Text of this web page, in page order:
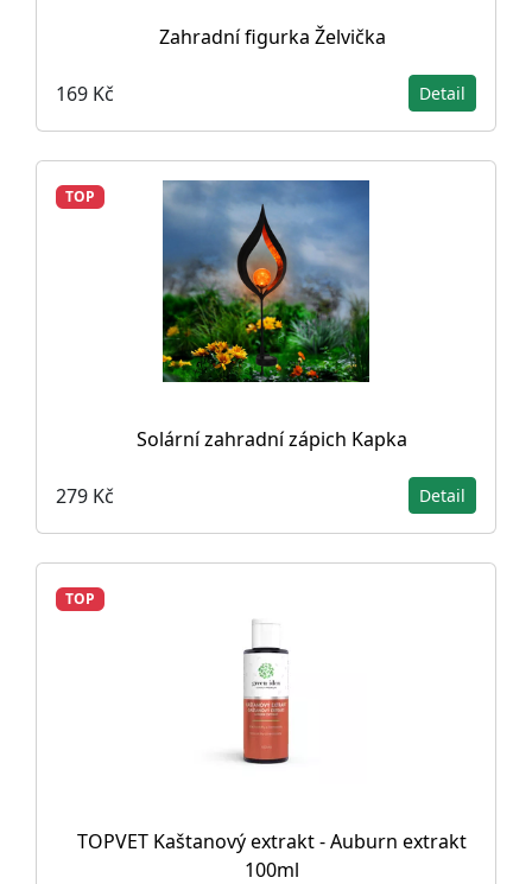
Zahradní figurka Želvička
169 Kč Detail
TOP
Solární zahradní zápich Kapka
279 Kč Detail
TOP
TOPVET Kaštanový extrakt - Auburn extrakt
100ml